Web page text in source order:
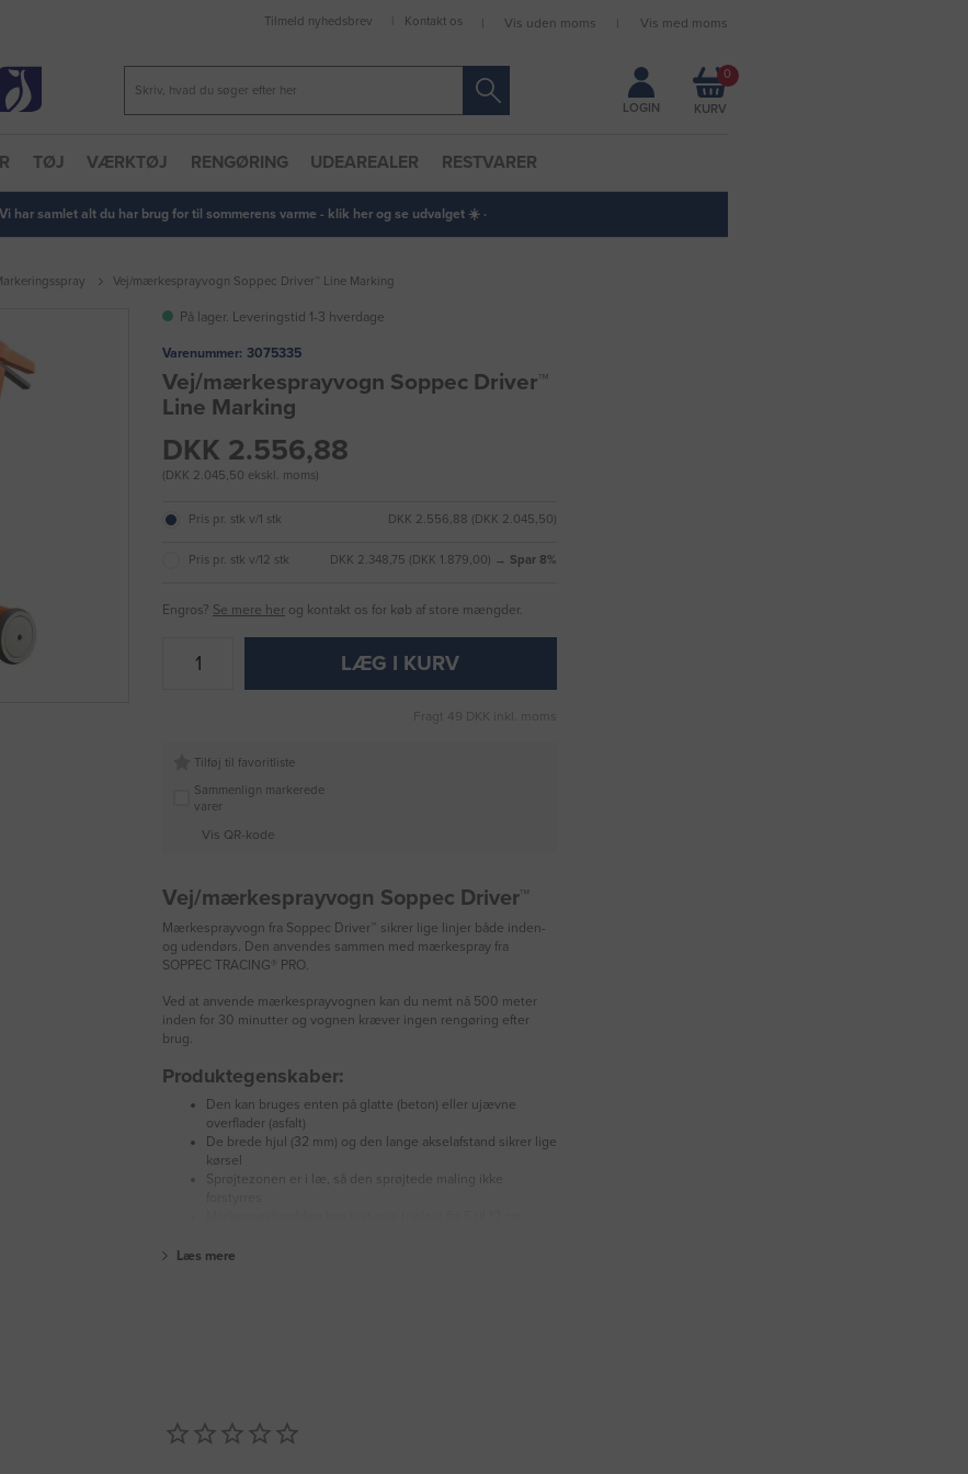
Forbliv logget ind
Tilmeld nyhedsbrev Kontakt os Vis uden moms Vis med moms
LOGIN
0
TØJ VÆRKTØJ RENGØRING UDEAREALER RESTVARER
har samlet alt du har brug for til sommerens varme - klik her og se udvalget ☀️ ·
Vej/mærkesprayvogn Soppec Driver™ Line Marking
På lager. Leveringstid 1-3 hverdage
Varenummer: 3075335
Vej/mærkesprayvogn Soppec Driver™
Line Marking
DKK 2.556,88
(DKK 2.045,50 ekskl. moms)
Pris pr. stk v/1 stk DKK 2.556,88 (DKK 2.045,50)
Pris pr. stk v/12 stk DKK 2.348,75 (DKK 1.879,00) → Spar 8%
Engros? Se mere her og kontakt os for køb af store mængder.
LÆG I KURV
Fragt 49 DKK inkl. moms
Tilføj til favoritliste
Sammenlign markerede
varer
Vis QR-kode
Vej/mærkesprayvogn Soppec Driver™
Mærkesprayvogn fra Soppec Driver™ sikrer lige linjer både inden-
og udendørs. Den anvendes sammen med mærkespray fra
SOPPEC TRACING® PRO.
Ved at anvende mærkesprayvognen kan du nemt nå 500 meter
inden for 30 minutter og vognen kræver ingen rengøring efter
brug.
Produktegenskaber:
Den kan bruges enten på glatte (beton) eller ujævne
overflader (asfalt)
De brede hjul (32 mm) og den lange akselafstand sikrer lige
kørsel
Sprøjtezonen er i læ, så den sprøjtede maling ikke
Læs mere